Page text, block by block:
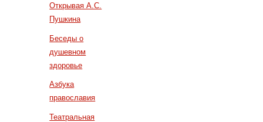
Открывая А.С.
Пушкина
Беседы о
душевном
здоровье
Азбука
православия
Театральная